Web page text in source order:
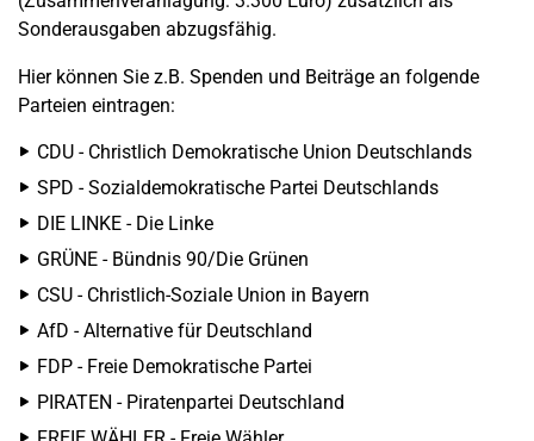
Sonderausgaben abzugsfähig.
Hier können Sie z.B. Spenden und Beiträge an folgende
Parteien eintragen:
CDU - Christlich Demokratische Union Deutschlands
SPD - Sozialdemokratische Partei Deutschlands
DIE LINKE - Die Linke
GRÜNE - Bündnis 90/Die Grünen
CSU - Christlich-Soziale Union in Bayern
AfD - Alternative für Deutschland
FDP - Freie Demokratische Partei
PIRATEN - Piratenpartei Deutschland